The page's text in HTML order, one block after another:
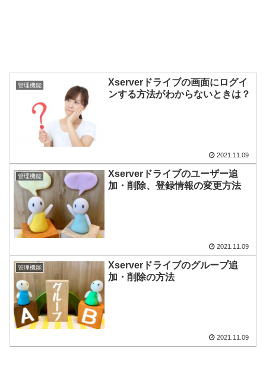
管理機能
Xserverドライブの画面にログイ
ンする方法がわからないときは？
2021.11.09
管理機能
Xserverドライブのユーザー追
加・削除、登録情報の変更方法
2021.11.09
管理機能
Xserverドライブのグループ追
加・削除の方法
2021.11.09